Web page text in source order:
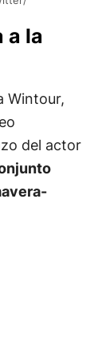
a la
Wintour,
del actor